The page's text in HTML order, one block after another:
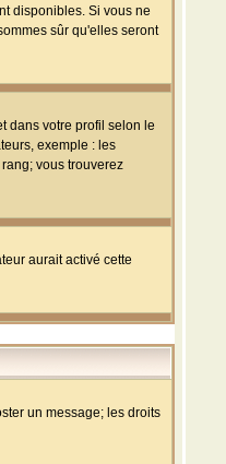
disponibles. Si vous ne
sûr qu'elles seront
dans votre profil selon le
exemple : les
vous trouverez
aurait activé cette
un message; les droits